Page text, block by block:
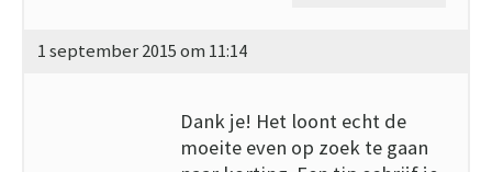
1 september 2015 om 11:14
Dank je! Het loont echt de
moeite even op zoek te gaan